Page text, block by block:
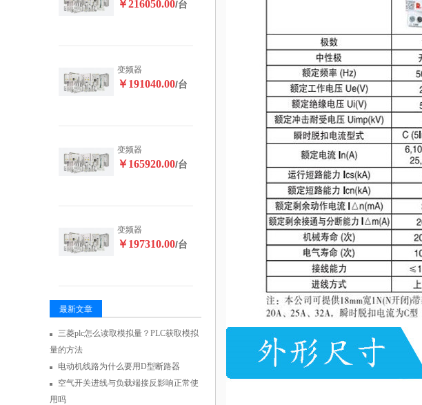
￥216050.00/台
变频器
￥191040.00/台
变频器
￥165920.00/台
变频器
￥197310.00/台
最新文章
三菱plc怎么读取模拟量？PLC获取模拟
量的方法
电动机线路为什么要用D型断路器
空气开关进线与负载端接反影响正常使
用吗